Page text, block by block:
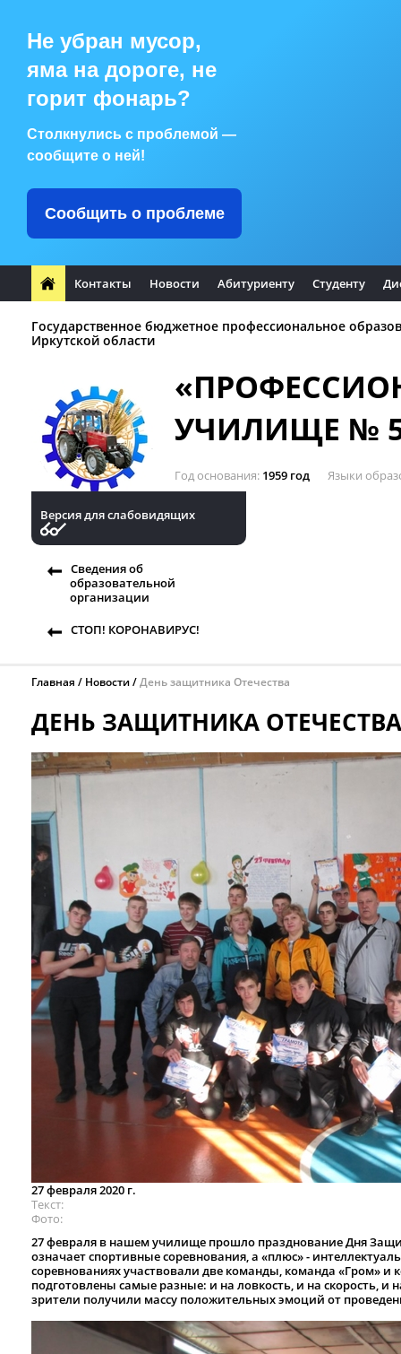
Не убран мусор,
яма на дороге, не
горит фонарь?
Столкнулись с проблемой —
сообщите о ней!
Сообщить о проблеме
Контакты Новости Абитуриенту Студенту
Государственное бюджетное профессиональное
Иркутской области
УЧИЛИЩЕ №
Год основания 1959 год Языки
Версия для слабовидящих
Сведения об
образовательной
организации
СТОП! КОРОНАВИРУС!
Главная Новости День защитника Отечества
ДЕНЬ ЗАЩИТНИКА ОТЕЧЕСТВА
27 февраля 2020 г.
Текст
Фото
27 февраля в нашем училище прошло празднование Дня
означает спортивные соревнования, а «плюс» -
соревнованиях участвовали две команды, команда «Гром»
подготовлены самые разные: и на ловкость, и на скорость, и
зрители получили массу положительных эмоций от